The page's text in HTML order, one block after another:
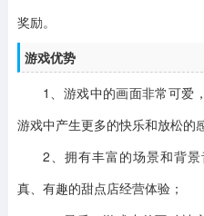
奖励。
游戏优势
1、游戏中的画面非常可爱
游戏中产生更多的快乐和放松的
2、拥有丰富的场景和背
真、有趣的甜点店经营体验；